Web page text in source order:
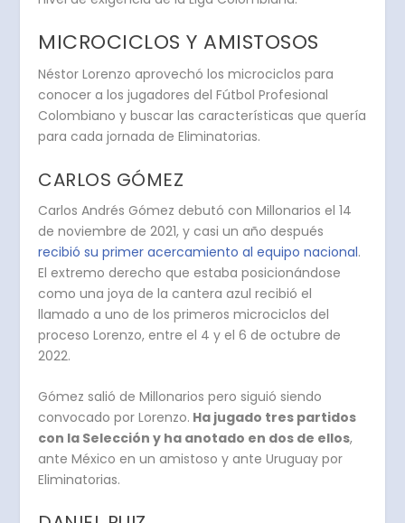
MICROCICLOS Y AMISTOSOS
Néstor Lorenzo aprovechó los microciclos para
conocer a los jugadores del Fútbol Profesional
Colombiano y buscar las características que quería
para cada jornada de Eliminatorias.
CARLOS GÓMEZ
Carlos Andrés Gómez debutó con Millonarios el 14
de noviembre de 2021, y casi un año después
recibió su primer acercamiento al equipo nacional.
El extremo derecho que estaba posicionándose
como una joya de la cantera azul recibió el
llamado a uno de los primeros microciclos del
proceso Lorenzo, entre el 4 y el 6 de octubre de
2022.
Gómez salió de Millonarios pero siguió siendo
convocado por Lorenzo. Ha jugado tres partidos
con la Selección y ha anotado en dos de ellos,
ante México en un amistoso y ante Uruguay por
Eliminatorias.